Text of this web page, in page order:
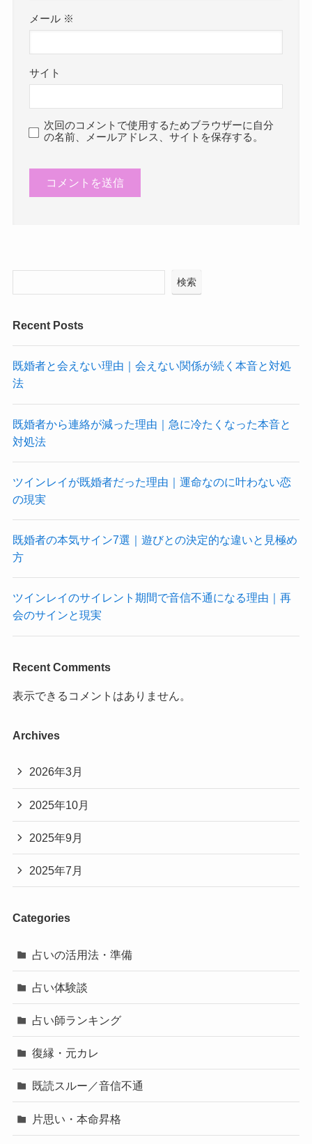
メール ※
サイト
次回のコメントで使用するためブラウザーに自分
の名前、メールアドレス、サイトを保存する。
検索
Recent Posts
既婚者と会えない理由｜会えない関係が続く本音と対処
法
既婚者から連絡が減った理由｜急に冷たくなった本音と
対処法
ツインレイが既婚者だった理由｜運命なのに叶わない恋
の現実
既婚者の本気サイン7選｜遊びとの決定的な違いと見極め
方
ツインレイのサイレント期間で音信不通になる理由｜再
会のサインと現実
Recent Comments
表示できるコメントはありません。
Archives
2026年3月
2025年10月
2025年9月
2025年7月
Categories
占いの活用法・準備
占い体験談
占い師ランキング
復縁・元カレ
既読スルー／音信不通
片思い・本命昇格